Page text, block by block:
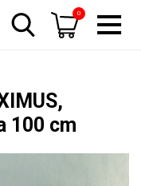
0
100 cm